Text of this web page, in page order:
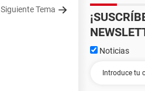
Siguiente Tema
Noticias